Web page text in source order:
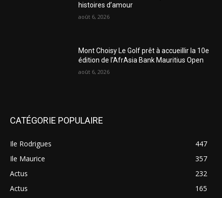
histoires d’amour
août 6, 2026
Mont Choisy Le Golf prêt à accueillir la 10e
édition de l’AfrAsia Bank Mauritius Open
août 6, 2026
CATÉGORIE POPULAIRE
Ile Rodrigues
447
Ile Maurice
357
Actus
232
Actus
165